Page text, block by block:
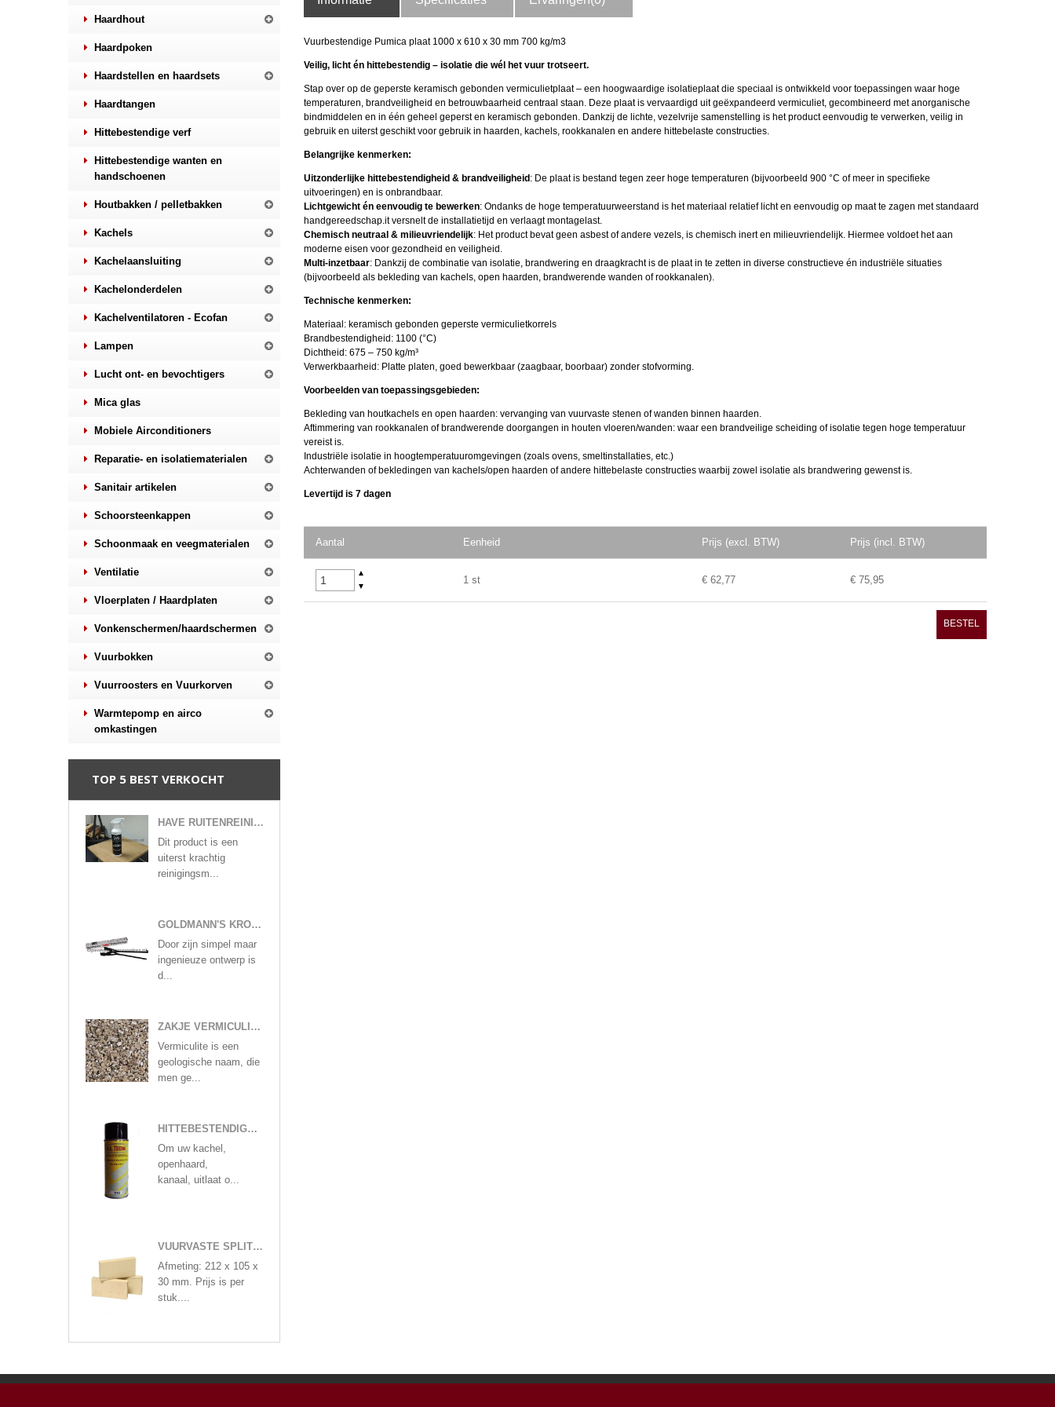
Vuurbestendige Pumica plaat 1000 x 610 x 30 mm 700 kg/m3
Veilig, licht én hittebestendig – isolatie die wél het vuur trotseert.
Stap over op de geperste keramisch gebonden vermiculietplaat – een hoog­waardige isolatieplaat die speciaal is ontwikkeld voor toepassingen waar hoge
temperaturen, brandveiligheid en betrouwbaarheid centraal staan. Deze plaat is vervaardigd uit geëxpandeerd vermiculiet, gecombineerd met anorganische
bindmiddelen en in één geheel geperst en keramisch gebonden. Dankzij de lichte, vezelvrije samenstelling is het product eenvoudig te verwerken, veilig in
gebruik en uiterst geschikt voor gebruik in haarden, kachels, rookkanalen en andere hittebelaste constructies.
Belangrijke kenmerken:
Uitzonderlijke hitte­bestendigheid & brandveiligheid : De plaat is bestand tegen zeer hoge temperaturen (bijvoorbeeld 900 °C of meer in specifieke
uitvoeringen) en is onbrandbaar.
Lichtgewicht én eenvoudig te bewerken: Ondanks de hoge temperatuurweerstand is het materiaal relatief licht en eenvoudig op maat te zagen met standaard
handgereedschap.it versnelt de installatie­tijd en verlaagt montagelast.
Chemisch neutraal & milieuvriendelijk: Het product bevat geen asbest of andere vezels, is chemisch inert en milieuvriendelijk. Hiermee voldoet het aan
moderne eisen voor gezondheid en veiligheid.
Multi-inzetbaar: Dankzij de combinatie van isolatie, brandwering en draagkracht is de plaat in te zetten in diverse constructieve én industriële situaties
(bijvoorbeeld als bekleding van kachels, open haarden, brand­werende wanden of rookkanalen).
Technische kenmerken:
Materiaal: keramisch gebonden geperste vermiculietkorrels
Brandbestendigheid: 1100 (°C)
Dichtheid: 675 – 750 kg/m³
Verwerkbaarheid: Platte platen, goed bewerkbaar (zaagbaar, boorbaar) zonder stofvorming.
Voorbeelden van toepassingsgebieden:
Bekleding van houtkachels en open haarden: vervanging van vuurvaste stenen of wanden binnen haarden.
Aftimmering van rookkanalen of brandwerende doorgangen in houten vloeren/wanden: waar een brand­veilige scheiding of isolatie tegen hoge temperatuur
vereist is.
Industriële isolatie in hoog­temperatuur­omgevingen (zoals ovens, smeltinstallaties, etc.)
Achterwanden of bekledingen van kachels/open haarden of andere hitte­belaste constructies waarbij zowel isolatie als brandwering gewenst is.
Levertijd is 7 dagen
Aantal Eenheid Prijs (excl. BTW) Prijs (incl. BTW)
▲
▼
1 st € 62,77 € 75,95
BESTEL
Haardhout
Haardpoken
Haardstellen en haardsets
Haardtangen
Hittebestendige verf
Hittebestendige wanten en
handschoenen
Houtbakken / pelletbakken
Kachels
Kachelaansluiting
Kachelonderdelen
Kachelventilatoren - Ecofan
Lampen
Lucht ont- en bevochtigers
Mica glas
Mobiele Airconditioners
Reparatie- en isolatiematerialen
Sanitair artikelen
Schoorsteenkappen
Schoonmaak en veegmaterialen
Ventilatie
Vloerplaten / Haardplaten
Vonkenschermen/haardschermen
Vuurbokken
Vuurroosters en Vuurkorven
Warmtepomp en airco
omkastingen
TOP 5 BEST VERKOCHT
HAVE RUITENREINIGER
Dit product is een
uiterst krachtig
reinigingsm...
GOLDMANN'S KROKODILLENTANG
Door zijn simpel maar
ingenieuze ontwerp is
d...
ZAKJE VERMICULITE KORRELS GLOEIVLOKKEN
Vermiculite is een
geologische naam, die
men ge...
HITTEBESTENDIGE VERF IN 400 ML SPUITBUS MAT ZWART OF ANTRACIETKLEUREN
Om uw kachel,
openhaard,
kanaal, uitlaat o...
VUURVASTE SPLIT STEEN
Afmeting: 212 x 105 x
30 mm. Prijs is per
stuk....